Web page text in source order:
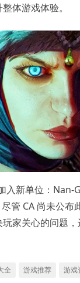
体游戏体验。
入新单位：Nan-
管 CA 尚未公布
家关心的问题
全 游戏推荐 游戏